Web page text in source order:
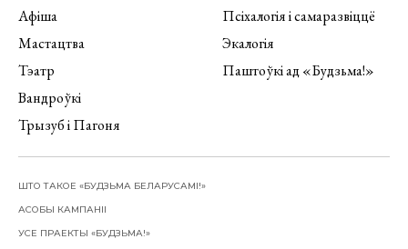
Афіша
Мастацтва
Тэатр
Вандроўкі
Трызуб і Пагоня
Псіхалогія і самаразвіццё
Экалогія
Паштоўкі ад «Будзьма!»
ШТО ТАКОЕ «БУДЗЬМА БЕЛАРУСАМІ!»
АСОБЫ КАМПАНІІ
УСЕ ПРАЕКТЫ «БУДЗЬМА!»